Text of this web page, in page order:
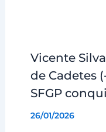
Vicente
de Cadetes
SFGP
26/01/2026